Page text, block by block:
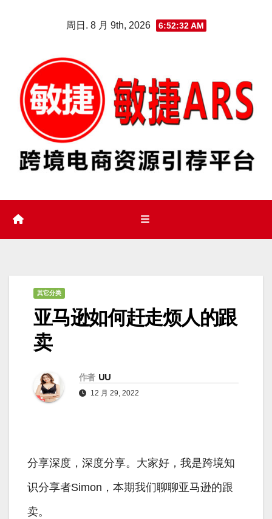
周日. 8 月 9th, 2026 6:52:33 AM
其它分类
亚马逊如何赶走烦人的跟
卖
作者 UU
12 月 29, 2022
分享深度，深度分享。大家好，我是跨境知
识分享者Simon，本期我们聊聊亚马逊的跟
卖。